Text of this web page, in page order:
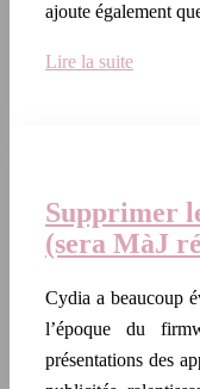
ajoute également
Lire la suite
Supprimer
(sera MàJ
Cydia a beaucoup
l’époque du
présentations des